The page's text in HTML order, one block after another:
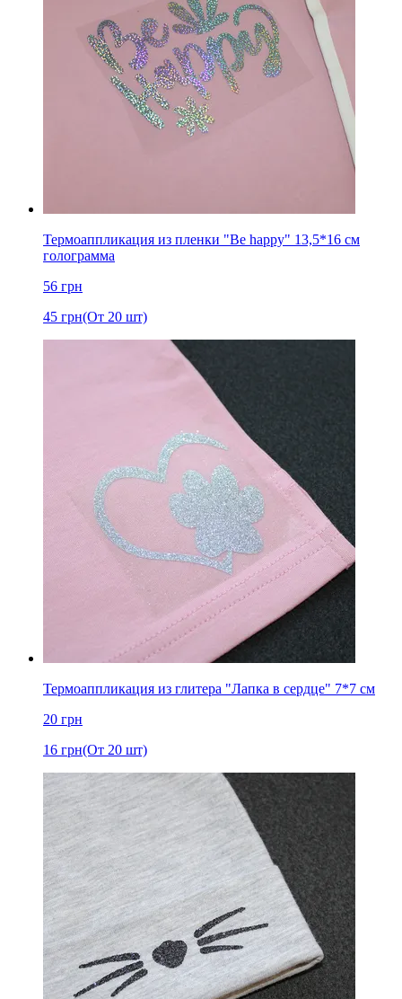
Термоаппликация из пленки "Be happy" 13,5*16 см
голограмма
56 грн
45 грн(От 20 шт)
Термоаппликация из глитера "Лапка в сердце" 7*7 см
20 грн
16 грн(От 20 шт)